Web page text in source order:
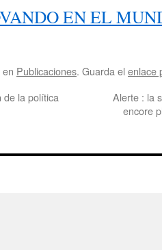
EN EL
Publicaciones. Guarda el enlace
de la política
Alerte : la
encore